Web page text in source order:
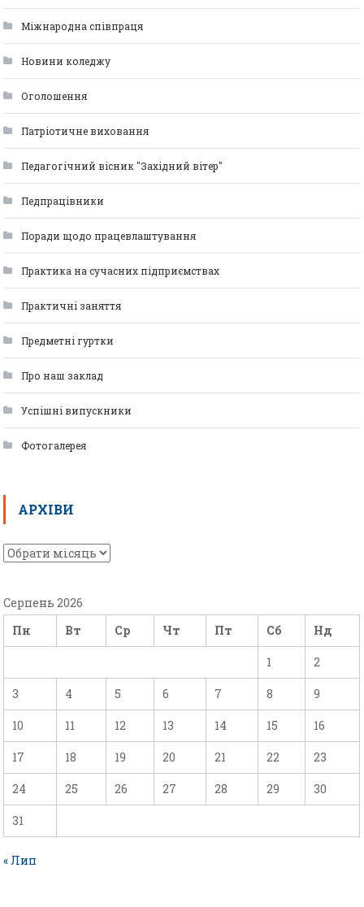
Міжнародна співпраця
Новини коледжу
Оголошення
Патріотичне виховання
Педагогічний вісник "Західний вітер"
Педпрацівники
Поради щодо працевлаштування
Практика на сучасних підприємствах
Практичні заняття
Предметні гуртки
Про наш заклад
Успішні випускники
Фотогалерея
АРХІВИ
Серпень 2026
Пн
Вт Ср Чт Пт Сб Нд
1 2
3 4 5 6 7 8 9
10 11 12 13 14 15 16
17 18 19 20 21 22 23
24 25 26 27 28 29 30
31
« Лип